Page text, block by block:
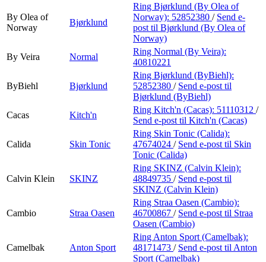
By Olea of
Norway
Bjørklund
Ring Bjørklund (By Olea of
Norway): 52852380 / Send e-
post til Bjørklund (By Olea of
Norway)
By Veira
Normal
Ring Normal (By Veira):
40810221
ByBiehl Bjørklund
Ring Bjørklund (ByBiehl):
52852380 / Send e-post til
Bjørklund (ByBiehl)
Cacas
Kitch'n
Ring Kitch'n (Cacas): 51110312 /
Send e-post til Kitch'n (Cacas)
Calida Skin Tonic
Ring Skin Tonic (Calida):
47674024 / Send e-post til Skin
Tonic (Calida)
Calvin Klein SKINZ
Ring SKINZ (Calvin Klein):
48849735 / Send e-post til
SKINZ (Calvin Klein)
Cambio Straa Oasen
Ring Straa Oasen (Cambio):
46700867 / Send e-post til Straa
Oasen (Cambio)
Camelbak Anton Sport
Ring Anton Sport (Camelbak):
48171473 / Send e-post til Anton
Sport (Camelbak)